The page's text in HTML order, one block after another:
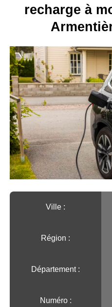
recharge à
Ville :️
Région :️
Département :
Numéro :